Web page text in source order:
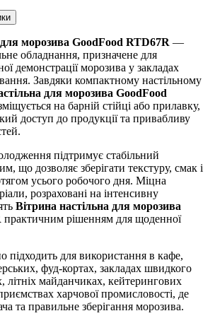
морозива GoodFood RTD67R —
обладнання, призначене для
демонстрації морозива у закладах
Завдяки компактному настільному
для морозива GoodFood
на барній стійці або прилавку,
доступ до продукції та привабливу
підтримує стабільний
що дозволяє зберігати текстуру, смак і
усього робочого дня. Міцна
розраховані на інтенсивну
Вітрина настільна для морозива
практичним рішенням для щоденної
підходить для використання в кафе,
фуд-кортах, закладах швидкого
літніх майданчиках, кейтерингових
харчової промисловості, де
та правильне зберігання морозива.